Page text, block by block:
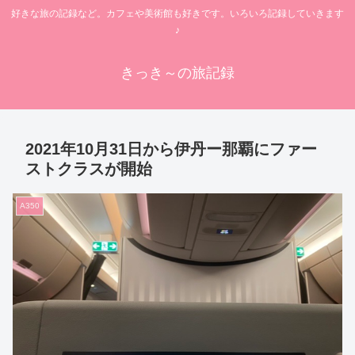
好きな旅の記録など。カフェや美術館も好きです。いろいろ記録していきます
♪
きっき～の旅記録
2021年10月31日から伊丹ー那覇にファー
ストクラスが開始
A350